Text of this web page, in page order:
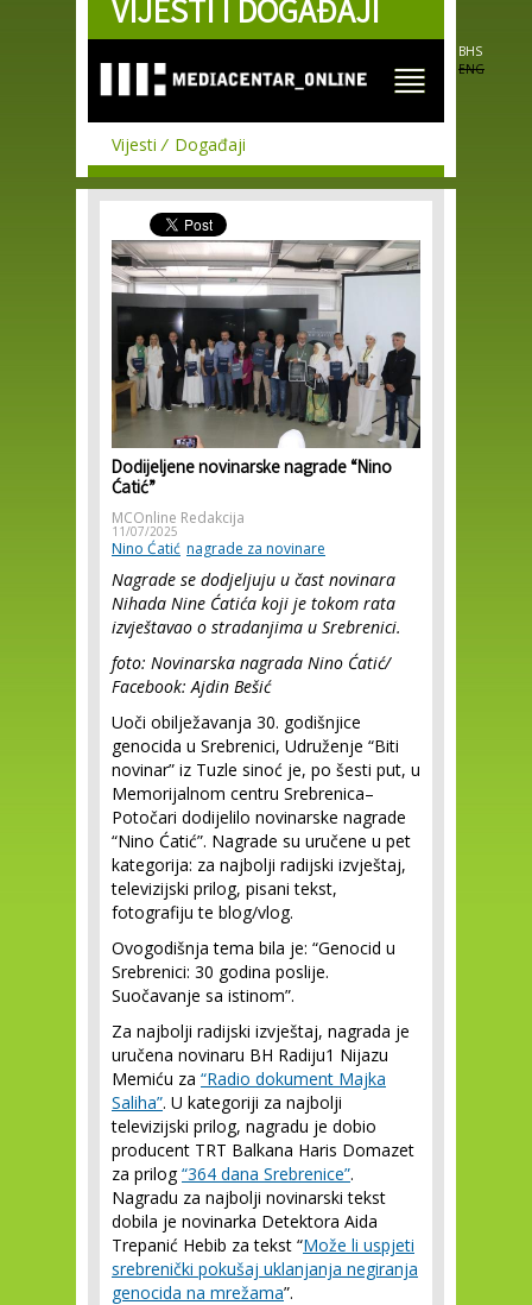
Skip to
main
VIJESTI I DOGAĐAJI
BHS
ENG
Vijesti Događaji
Dodijeljene novinarske nagrade “Nino
Ćatić”
MCOnline Redakcija
11/07/2025
Nino Ćatić nagrade za novinare
Nagrade se dodjeljuju u čast novinara
Nihada Nine Ćatića koji je tokom rata
izvještavao o stradanjima u Srebrenici.
foto: Novinarska nagrada Nino Ćatić/
Facebook: Ajdin Bešić
Uoči obilježavanja 30. godišnjice
genocida u Srebrenici, Udruženje “Biti
novinar” iz Tuzle sinoć je, po šesti put, u
Memorijalnom centru Srebrenica–
Potočari dodijelilo novinarske nagrade
“Nino Ćatić”. Nagrade su uručene u pet
kategorija: za najbolji radijski izvještaj,
televizijski prilog, pisani tekst,
fotografiju te blog/vlog.
Ovogodišnja tema bila je: “Genocid u
Srebrenici: 30 godina poslije.
Suočavanje sa istinom”.
Za najbolji radijski izvještaj, nagrada je
uručena novinaru BH Radiju1 Nijazu
Memiću za “Radio dokument Majka
Saliha”. U kategoriji za najbolji
televizijski prilog, nagradu je dobio
producent TRT Balkana Haris Domazet
za prilog“364 dana Srebrenice”.
Nagradu za najbolji novinarski tekst
dobila je novinarka Detektora Aida
Trepanić Hebib za tekst “Može li uspjeti
srebrenički pokušaj uklanjanja negiranja
genocida na mrežama”.